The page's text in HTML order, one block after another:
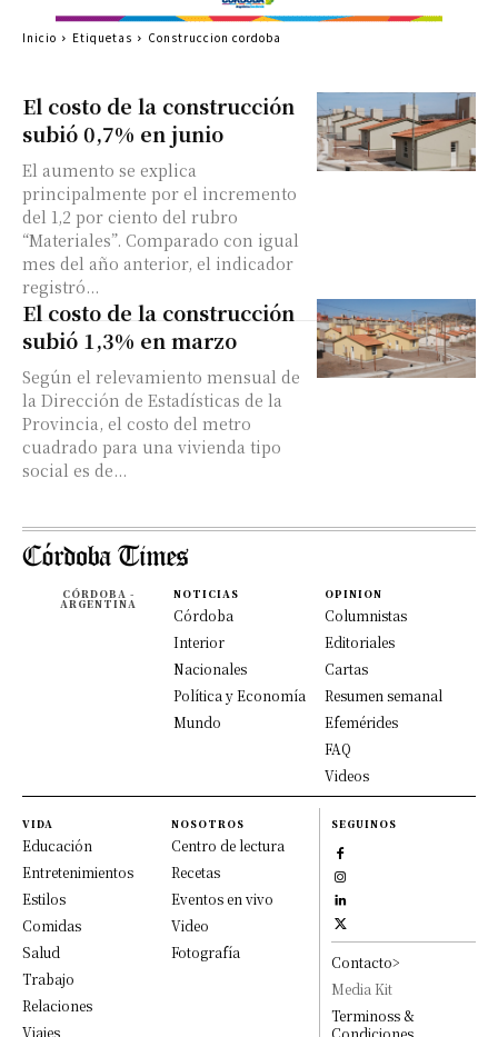
El costo de la construcción
subió 0,7% en junio
El aumento se explica
principalmente por el incremento
del 1,2 por ciento del rubro
“Materiales”. Comparado con igual
mes del año anterior, el indicador
registró...
El costo de la construcción
subió 1,3% en marzo
Según el relevamiento mensual de
la Dirección de Estadísticas de la
Provincia, el costo del metro
cuadrado para una vivienda tipo
social es de...
Inicio Etiquetas Construccion cordoba
CÓRDOBA -
ARGENTINA
NOTICIAS
Córdoba
Interior
Nacionales
Política y Economía
Mundo
OPINION
Columnistas
Editoriales
Cartas
Resumen semanal
Efemérides
FAQ
Videos
VIDA
Educación
Entretenimientos
Estilos
Comidas
Salud
Trabajo
Relaciones
Viajes
NOSOTROS
Centro de lectura
Recetas
Eventos en vivo
Video
Fotografía
SEGUINOS
Contacto>
Media Kit
Terminoss &
Condiciones